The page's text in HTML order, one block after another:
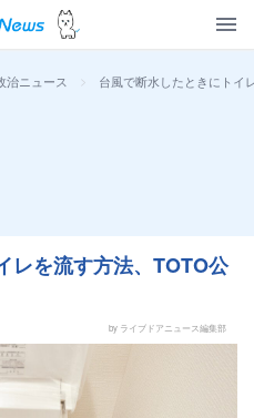
治ニュース > 台風で断水したときにトイ
レを流す方法、TOTO公
by ライブドアニュース編集部